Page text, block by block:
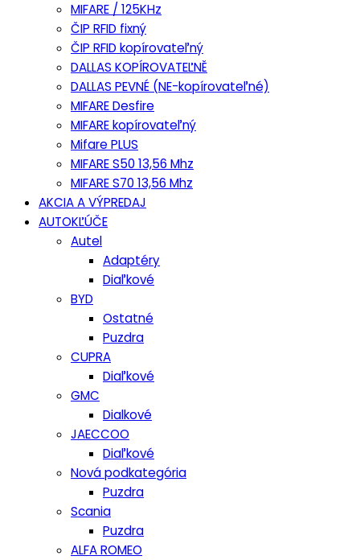
MIFARE / 125KHz
ČIP RFID fixný
ČIP RFID kopírovateľný
DALLAS KOPÍROVATEĽNĚ
DALLAS PEVNÉ (NE-kopírovateľné)
MIFARE Desfire
MIFARE kopírovateľný
Mifare PLUS
MIFARE S50 13,56 Mhz
MIFARE S70 13,56 Mhz
AKCIA A VÝPREDAJ
AUTOKĽÚČE
Autel
Adaptéry
Diaľkové
BYD
Ostatné
Puzdra
CUPRA
Diaľkové
GMC
Dialkové
JAECCOO
Diaľkové
Nová podkategória
Puzdra
Scania
Puzdra
ALFA ROMEO